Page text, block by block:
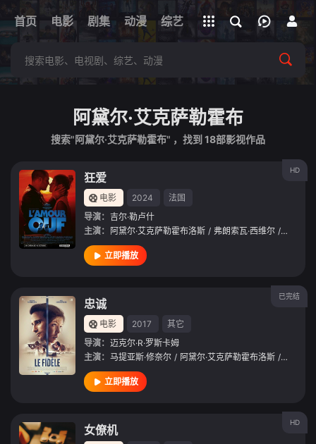
首页 电影 剧集 动漫 综艺 短剧 直播 APP
下载客户端
立即登录
阿黛尔·艾克萨勒霍布
搜索"阿黛尔·艾克萨勒霍布" ，找到 18部影视作品
HD
狂爱
电影 2024
法国
导演： 吉尔·勒卢什
主演： 阿黛尔·艾克萨勒霍布洛斯 / 弗朗索瓦·西维尔 / 拉斐尔·
立即播放
已完结
忠诚
电影 2017
其它
导演： 迈克尔·R·罗斯卡姆
主演： 马提亚斯·修奈尔 / 阿黛尔·艾克萨勒霍布洛斯 / 埃瑞克·
立即播放
HD
女僚机